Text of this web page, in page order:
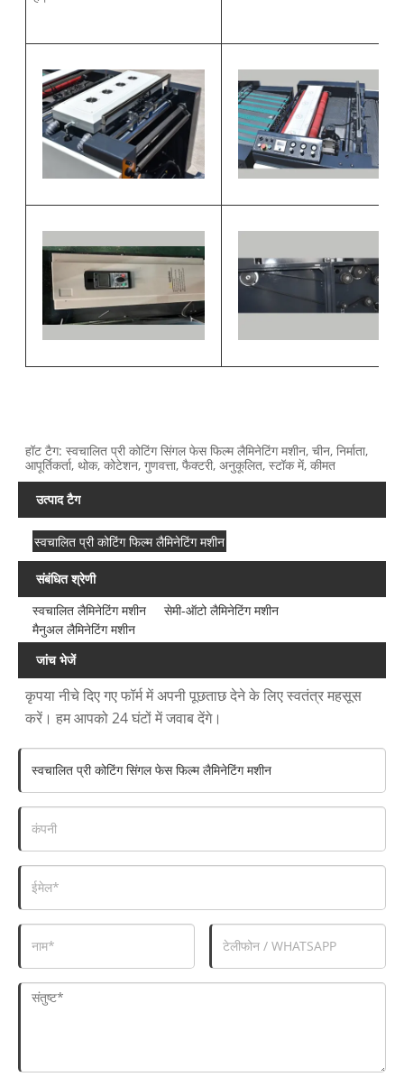
हॉट टैग: स्वचालित प्री कोटिंग सिंगल फेस फिल्म लैमिनेटिंग मशीन, चीन, निर्माता,
आपूर्तिकर्ता, थोक, कोटेशन, गुणवत्ता, फैक्टरी, अनुकूलित, स्टॉक में, कीमत
उत्पाद टैग
स्वचालित प्री कोटिंग फिल्म लैमिनेटिंग मशीन
संबंधित श्रेणी
स्वचालित लैमिनेटिंग मशीन
सेमी-ऑटो लैमिनेटिंग मशीन
मैनुअल लैमिनेटिंग मशीन
जांच भेजें
कृपया नीचे दिए गए फॉर्म में अपनी पूछताछ देने के लिए स्वतंत्र महसूस
करें। हम आपको 24 घंटों में जवाब देंगे।